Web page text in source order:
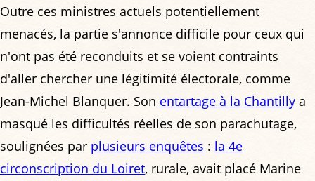
Outre ces ministres actuels potentiellement
menacés, la partie s'annonce difficile pour ceux qui
n'ont pas été reconduits et se voient contraints
d'aller chercher une légitimité électorale, comme
Jean-Michel Blanquer. Son entartage à la Chantilly a
masqué les difficultés réelles de son parachutage,
soulignées par plusieurs enquêtes : la 4e
circonscription du Loiret, rurale, avait placé Marine